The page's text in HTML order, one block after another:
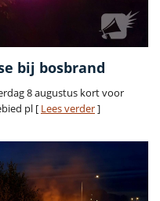
bij bosbrand
8 augustus kort voor
pl [ Lees verder]